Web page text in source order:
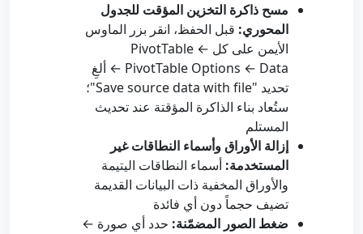
مسح ذاكرة التخزين المؤقت للجدول
المحوري: قبل الحفظ، انقر بزر الماوس
الأيمن على كل PivotTable ←
PivotTable Options ← Data ← ألغِ
تحديد "Save source data with file"؛
ستُعاد بناء الذاكرة المؤقتة عند تحديث
المستلم
إزالة الأوراق وأسماء النطاقات غير
المستخدمة: أسماء النطاقات اليتيمة
والأوراق المخفية ذات البيانات القديمة
تضيف حجماً دون أي فائدة
ضغط الصور المضمّنة: حدد أي صورة ←